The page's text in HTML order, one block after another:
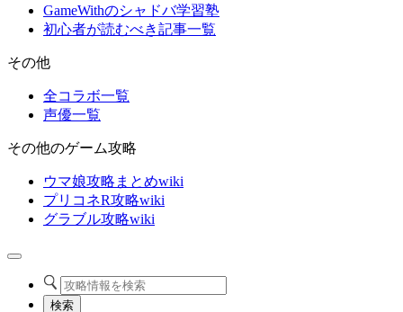
GameWithのシャドバ学習塾
初心者が読むべき記事一覧
その他
全コラボ一覧
声優一覧
その他のゲーム攻略
ウマ娘攻略まとめwiki
プリコネR攻略wiki
グラブル攻略wiki
検索